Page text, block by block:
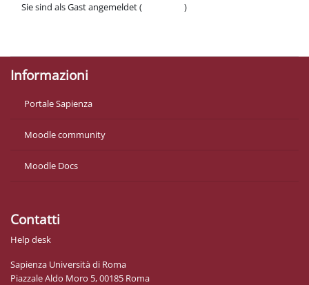
Sie sind als Gast angemeldet (
)
Informazioni
Portale Sapienza
Moodle community
Moodle Docs
Contatti
Help desk
Sapienza Università di Roma
Piazzale Aldo Moro 5, 00185 Roma